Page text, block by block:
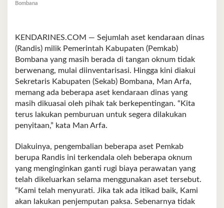
Bombana
KENDARINES.COM — Sejumlah aset kendaraan dinas
(Randis) milik Pemerintah Kabupaten (Pemkab)
Bombana yang masih berada di tangan oknum tidak
berwenang, mulai diinventarisasi. Hingga kini diakui
Sekretaris Kabupaten (Sekab) Bombana, Man Arfa,
memang ada beberapa aset kendaraan dinas yang
masih dikuasai oleh pihak tak berkepentingan. “Kita
terus lakukan pemburuan untuk segera dilakukan
penyitaan,” kata Man Arfa.
Diakuinya, pengembalian beberapa aset Pemkab
berupa Randis ini terkendala oleh beberapa oknum
yang menginginkan ganti rugi biaya perawatan yang
telah dikeluarkan selama menggunakan aset tersebut.
“Kami telah menyurati. Jika tak ada itikad baik, Kami
akan lakukan penjemputan paksa. Sebenarnya tidak